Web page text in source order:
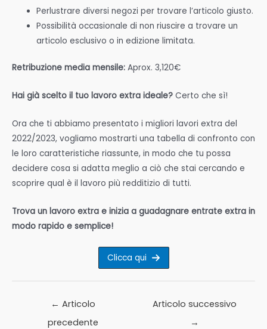
Perlustrare diversi negozi per trovare l’articolo giusto.
Possibilità occasionale di non riuscire a trovare un
articolo esclusivo o in edizione limitata.
Retribuzione media mensile: Aprox. 3,120€
Hai già scelto il tuo lavoro extra ideale? Certo che sì!
Ora che ti abbiamo presentato i migliori lavori extra del
2022/2023, vogliamo mostrarti una tabella di confronto con
le loro caratteristiche riassunte, in modo che tu possa
decidere cosa si adatta meglio a ciò che stai cercando e
scoprire qual è il lavoro più redditizio di tutti.
Trova un lavoro extra e inizia a guadagnare entrate extra in
modo rapido e semplice!
Clicca qui
← Articolo
precedente
Articolo successivo
→